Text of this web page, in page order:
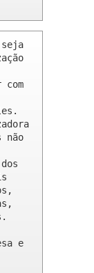
seja
não
e